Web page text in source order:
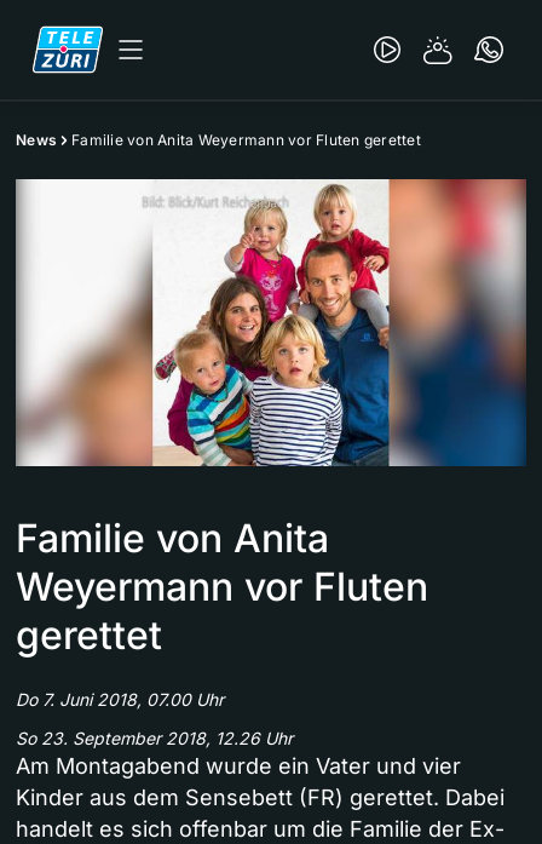
News Familie von Anita Weyermann vor Fluten gerettet
Familie von Anita
Weyermann vor Fluten
gerettet
Do 7. Juni 2018, 07.00 Uhr
So 23. September 2018, 12.26 Uhr
Am Montagabend wurde ein Vater und vier
Kinder aus dem Sensebett (FR) gerettet. Dabei
handelt es sich offenbar um die Familie der Ex-